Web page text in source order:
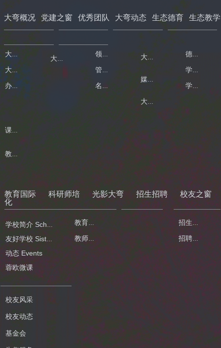
大弯简介
大弯荣誉
办学章程
教育科研
教师培训
大弯概况
科研师培
大弯党建
党建之窗
光影大弯
领导班子
管理团队
名师团队
招生公告
招聘公告
优秀团队
招生招聘
大弯新闻
媒体大弯
大弯要闻
大弯动态
德育工作
学生活动
学生获奖
生态德育
课程课堂
教育信息化
生态教学
校友风采
校友动态
基金会
校友之窗
学校简介 School Profile
友好学校 Sister School
动态 Events
蓉欧微课
教育国际
化